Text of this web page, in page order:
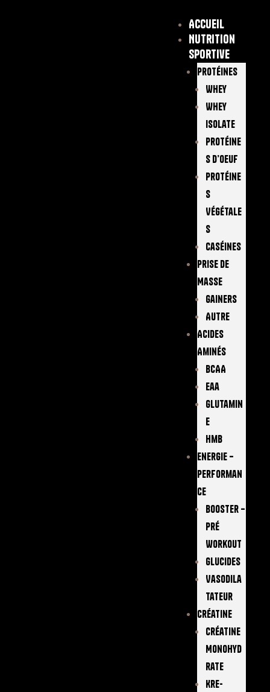
Accueil
Nutrition
sportive
Protéines
Whey
Whey
Isolate
Protéine
S D’oeuf
Protéine
S
Végétale
S
Caséines
Prise De
Masse
Gainers
Autre
Acides
Aminés
BCAA
Eaa
Glutamin
E
Hmb
Energie –
Performan
Ce
Booster –
Pré
Workout
Glucides
Vasodila
Tateur
Créatine
Créatine
Monohyd
Rate
Kre-